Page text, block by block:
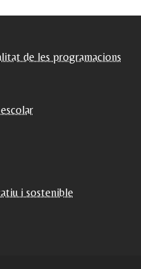
de les programacions
i sostenible